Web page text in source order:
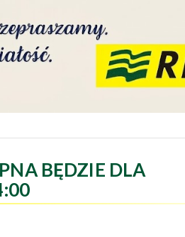
BĘDZIE DLA